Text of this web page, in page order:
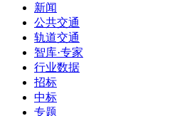
新闻
公共交通
轨道交通
智库·专家
行业数据
招标
中标
专题